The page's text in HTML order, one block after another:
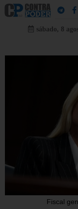
sábado, 8
Fiscal